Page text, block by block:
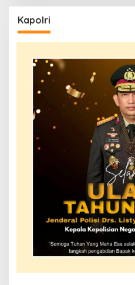
Kapolri